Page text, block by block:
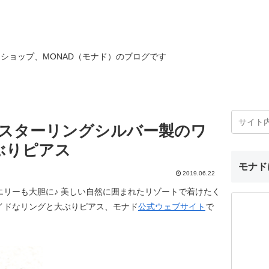
ョップ、MONAD（モナド）のブログです
ターリングシルバー製のワ
りピアス
2019.06.22
ーも大胆に♪ 美しい自然に囲まれたリゾートで着けたく
ドなリングと大ぶりピアス、モナド公式ウェブサイト で
モナ